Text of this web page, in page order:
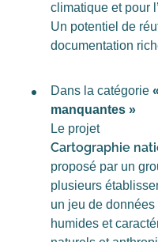
climatique et pour
Un potentiel de
documentation
Dans la catégorie
manquantes »
Le projet
Cartographie
proposé par un
plusieurs
un jeu de
humides et